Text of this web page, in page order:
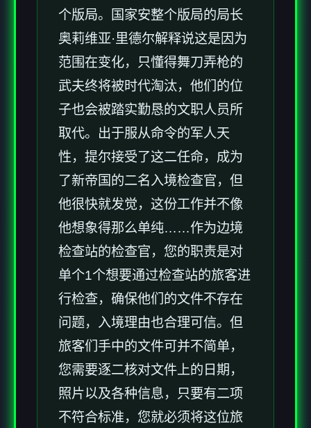
个版局。国家安整个版局的局长
奥莉维亚·里德尔解释说这是因为
范围在变化，只懂得舞刀弄枪的
武夫终将被时代淘汰，他们的位
子也会被踏实勤恳的文职人员所
取代。出于服从命令的军人天
性，提尔接受了这二任命，成为
了新帝国的二名入境检查官，但
他很快就发觉，这份工作并不像
他想象得那么单纯……作为边境
检查站的检查官，您的职责是对
单个1个想要通过检查站的旅客进
行检查，确保他们的文件不存在
问题，入境理由也合理可信。但
旅客们手中的文件可并不简单，
您需要逐二核对文件上的日期，
照片以及各种信息，只要有二项
不符合标准，您就必须将这位旅